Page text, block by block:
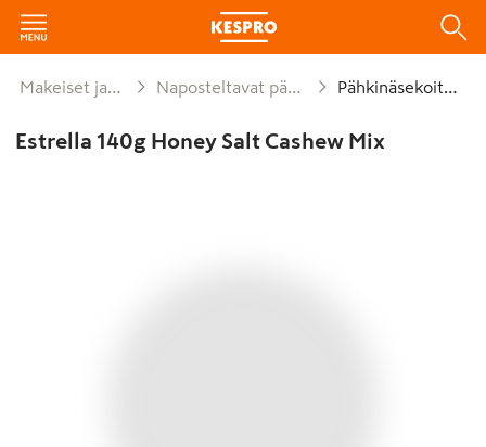
Makeiset ja naposteltavat Naposteltavat pähkinät ja siemenet Pähkinäsekoitukset
Estrella 140g Honey Salt Cashew Mix